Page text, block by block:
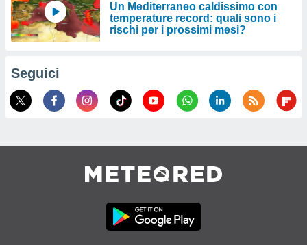
Un Mediterraneo caldissimo con
temperature record: quali sono i
rischi per i prossimi mesi?
Seguici